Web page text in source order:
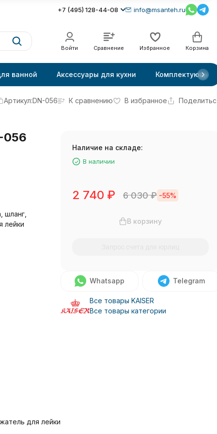
+7 (495) 128-44-08 info@msanteh.ru
Войти Сравнение Избранное Корзина
ванной Аксессуары для кухни Комплектующие
Артикул:DN-056 К сравнению В избранное
056
шланг,
лейки
Наличие на складе:
В наличии
2 740 ₽ 6 030₽ -55%
В корзину
Whatsapp Telegram
Все товары KAISER
Все товары категории
для лейки